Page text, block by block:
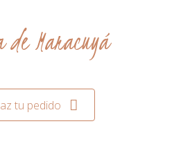
Maracuyá
tu pedido